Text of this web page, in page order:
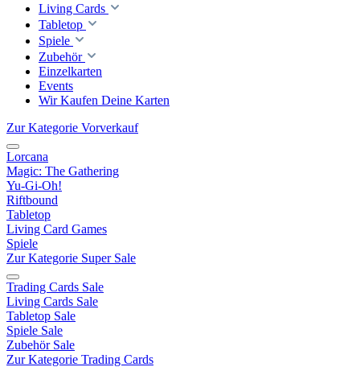
Living Cards
Tabletop
Spiele
Zubehör
Einzelkarten
Events
Wir Kaufen Deine Karten
Zur Kategorie Vorverkauf
Lorcana
Magic: The Gathering
Yu-Gi-Oh!
Riftbound
Tabletop
Living Card Games
Spiele
Zur Kategorie Super Sale
Trading Cards Sale
Living Cards Sale
Tabletop Sale
Spiele Sale
Zubehör Sale
Zur Kategorie Trading Cards